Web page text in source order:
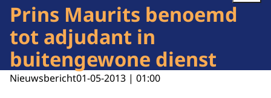
Prins Maurits benoemd
tot adjudant in
buitengewone dienst
Nieuwsbericht01-05-2013 | 01:00